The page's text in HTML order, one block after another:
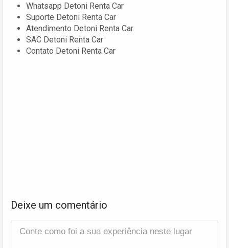
Whatsapp Detoni Renta Car
Suporte Detoni Renta Car
Atendimento Detoni Renta Car
SAC Detoni Renta Car
Contato Detoni Renta Car
Deixe um comentário